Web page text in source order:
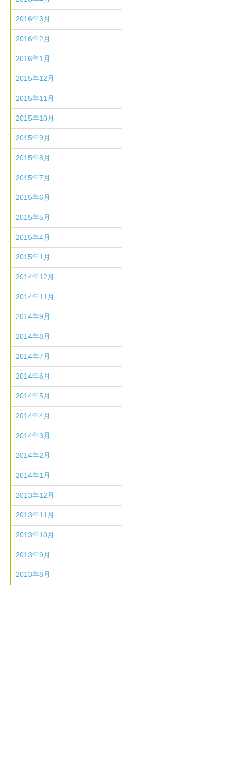
2016年3月
2016年2月
2016年1月
2015年12月
2015年11月
2015年10月
2015年9月
2015年8月
2015年7月
2015年6月
2015年5月
2015年4月
2015年1月
2014年12月
2014年11月
2014年9月
2014年8月
2014年7月
2014年6月
2014年5月
2014年4月
2014年3月
2014年2月
2014年1月
2013年12月
2013年11月
2013年10月
2013年9月
2013年8月